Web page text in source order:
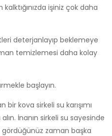
işiniz çok daha
deterjanlayıp beklemeye
temizlemesi daha kolay
başlayın.
kova sirkeli su karışımı
İnanın sirkeli su sayesinde
gördüğünüz zaman başka